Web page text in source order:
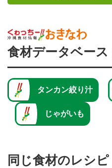
食材データベース
タンカン絞り汁
じゃがいも
同じ食材のレシピ